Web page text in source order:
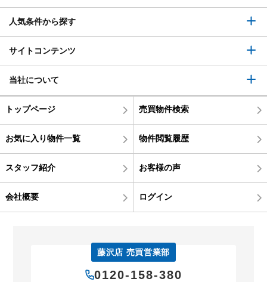
人気条件から探す
サイトコンテンツ
当社について
トップページ 売買物件検索
お気に入り物件一覧 物件閲覧履歴
スタッフ紹介 お客様の声
会社概要 ログイン
藤沢店 売買営業部
0120-158-380